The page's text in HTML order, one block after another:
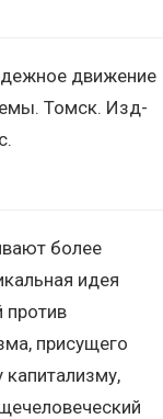
движение
Томск. Изд-
более
идея
против
присущего